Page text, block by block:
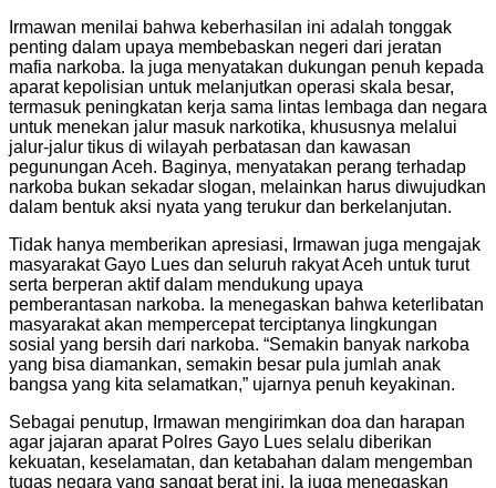
Irmawan menilai bahwa keberhasilan ini adalah tonggak
penting dalam upaya membebaskan negeri dari jeratan
mafia narkoba. Ia juga menyatakan dukungan penuh kepada
aparat kepolisian untuk melanjutkan operasi skala besar,
termasuk peningkatan kerja sama lintas lembaga dan negara
untuk menekan jalur masuk narkotika, khususnya melalui
jalur-jalur tikus di wilayah perbatasan dan kawasan
pegunungan Aceh. Baginya, menyatakan perang terhadap
narkoba bukan sekadar slogan, melainkan harus diwujudkan
dalam bentuk aksi nyata yang terukur dan berkelanjutan.
Tidak hanya memberikan apresiasi, Irmawan juga mengajak
masyarakat Gayo Lues dan seluruh rakyat Aceh untuk turut
serta berperan aktif dalam mendukung upaya
pemberantasan narkoba. Ia menegaskan bahwa keterlibatan
masyarakat akan mempercepat terciptanya lingkungan
sosial yang bersih dari narkoba. “Semakin banyak narkoba
yang bisa diamankan, semakin besar pula jumlah anak
bangsa yang kita selamatkan,” ujarnya penuh keyakinan.
Sebagai penutup, Irmawan mengirimkan doa dan harapan
agar jajaran aparat Polres Gayo Lues selalu diberikan
kekuatan, keselamatan, dan ketabahan dalam mengemban
tugas negara yang sangat berat ini. Ia juga menegaskan